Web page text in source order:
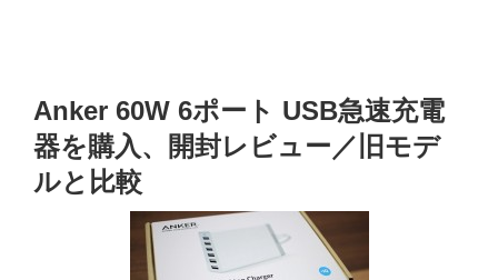
Anker 60W 6ポート USB急速充電
器を購入、開封レビュー／旧モデ
ルと比較